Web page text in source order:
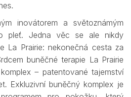
inovátorem a světoznámým
pleť. Jedna věc se ale nikdy
La Prairie: nekonečná cesta za
buněčné terapie La Prairie
– patentované tajemství
Exkluzivní buněčný komplex je